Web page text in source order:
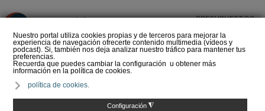
Nuestro portal utiliza cookies propias y de terceros para mejorar la
experiencia de navegación ofrecerte contenido multimedia (vídeos y
podcast). Si, también nos deja analizar nuestro tráfico para mantener tus
preferencias.
Recuerda que puedes cambiar la configuración u obtener más
información en la política de cookies.
política de cookies.
Configuración ◮
PRESUPUESTOS